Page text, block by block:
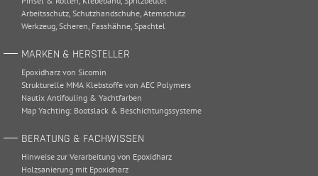
Arbeitsschutz, Schutzhandschuhe, Atemschutz
Werkzeug, Scheren, Fasshähne, Spachtel
MARKEN & HERSTELLER
Epoxidharz von Sicomin
Strukturelle MMA Klebstoffe von AEC Polymers
Nautix Antifouling & Yachtfarben
Map Yachting: Bootslack & Beschichtungssysteme
BERATUNG & FACHWISSEN
Hinweise zur Verarbeitung von Epoxidharz
Holzsanierung mit Epoxidharz